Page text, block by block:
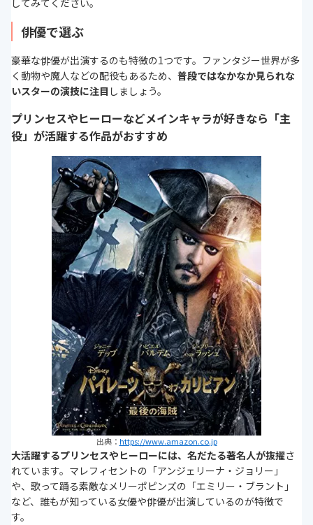
してみてください。
俳優で選ぶ
豪華な俳優が出演するのも特徴の1つです。ファンタジー世界が多
く動物や魔人などの配役もあるため、 普段ではなかなか見られな
いスターの演技に注目 しましょう。
プリンセスやヒーローなどメインキャラが好きなら「主
役」が活躍する作品がおすすめ
出典： https://www.amazon.co.jp
大活躍するプリンセスやヒーローには、名だたる著名人が抜擢さ
れています。マレフィセントの「アンジェリーナ・ジョリー」
や、歌って踊る素敵なメリーポピンズの「エミリー・ブラント」
など、誰もが知っている女優や俳優が出演しているのが特徴で
す。